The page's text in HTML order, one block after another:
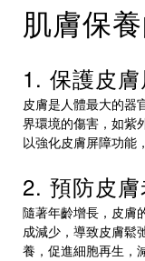
肌膚保
1. 保護皮
皮膚是人體最大的器
界環境的傷害，如紫
以強化皮膚屏障功能
2. 預防皮
隨著年齡增長，皮膚
成減少，導致皮膚鬆
養，促進細胞再生，